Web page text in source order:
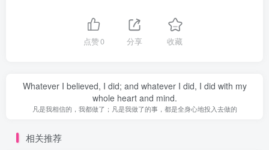
点赞0 分享 收藏
Whatever I believed, I did; and whatever I did, I did with my
whole heart and mind.
凡是我相信的，我都做了；凡是我做了的事，都是全身心地投入去做的
相关推荐